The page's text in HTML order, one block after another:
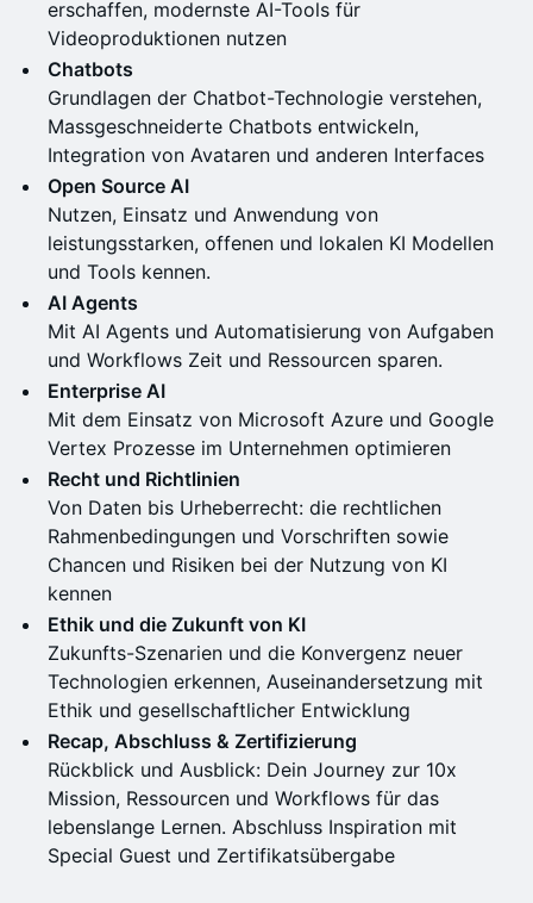
erschaffen, modernste AI-Tools für
Videoproduktionen nutzen
Chatbots
Grundlagen der Chatbot-Technologie verstehen,
Massgeschneiderte Chatbots entwickeln,
Integration von Avataren und anderen Interfaces
Open Source AI
Nutzen, Einsatz und Anwendung von
leistungsstarken, offenen und lokalen KI Modellen
und Tools kennen.
AI Agents
Mit AI Agents und Automatisierung von Aufgaben
und Workflows Zeit und Ressourcen sparen.
Enterprise AI
Mit dem Einsatz von Microsoft Azure und Google
Vertex Prozesse im Unternehmen optimieren
Recht und Richtlinien
Von Daten bis Urheberrecht: die rechtlichen
Rahmenbedingungen und Vorschriften sowie
Chancen und Risiken bei der Nutzung von KI
kennen
Ethik und die Zukunft von KI
Zukunfts-Szenarien und die Konvergenz neuer
Technologien erkennen, Auseinandersetzung mit
Ethik und gesellschaftlicher Entwicklung
Recap, Abschluss & Zertifizierung
Rückblick und Ausblick: Dein Journey zur 10x
Mission, Ressourcen und Workflows für das
lebenslange Lernen. Abschluss Inspiration mit
Special Guest und Zertifikatsübergabe